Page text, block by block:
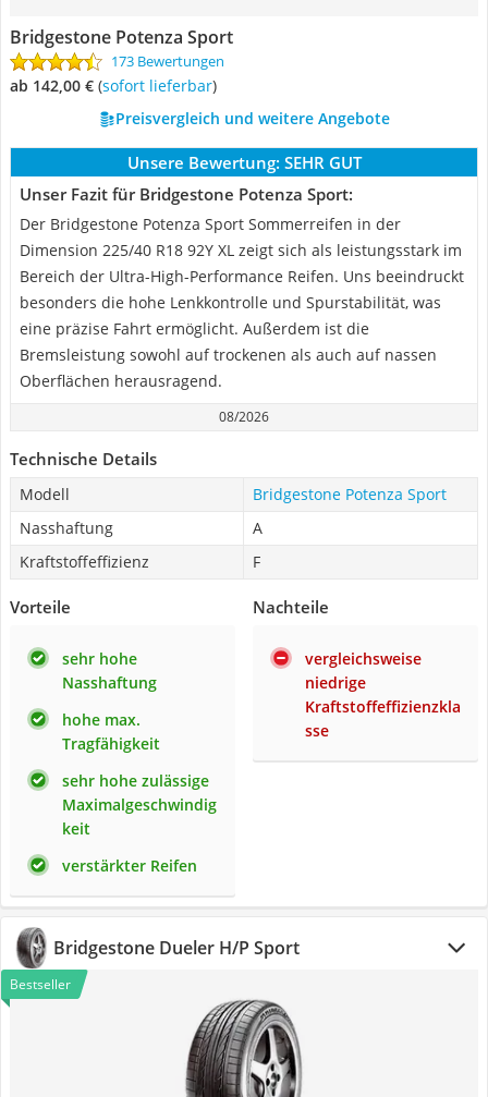
Bridgestone ‎Potenza Sport
173 Bewertungen
ab 142,00 € ( Sofort lieferbar)
Preisvergleich und weitere Angebote
Unsere Bewertung: SEHR GUT
Unser Fazit für Bridgestone ‎Potenza Sport:
Der Bridgestone Potenza Sport Sommerreifen in der
Dimension 225/40 R18 92Y XL zeigt sich als leistungsstark im
Bereich der Ultra-High-Performance Reifen. Uns beeindruckt
besonders die hohe Lenkkontrolle und Spurstabilität, was
eine präzise Fahrt ermöglicht. Außerdem ist die
Bremsleistung sowohl auf trockenen als auch auf nassen
Oberflächen herausragend.
08/2026
Technische Details
Modell
Bridgestone ‎Potenza Sport
Nasshaftung
A
Kraftstoffeffizienz
F
Vorteile
sehr hohe
Nasshaftung
hohe max.
Tragfähigkeit
sehr hohe zulässige
Maximalgeschwindig
keit
verstärkter Reifen
Nachteile
vergleichsweise
niedrige
Kraftstoffeffizienzkla
sse
Bridgestone Dueler H/P Sport
Bestseller